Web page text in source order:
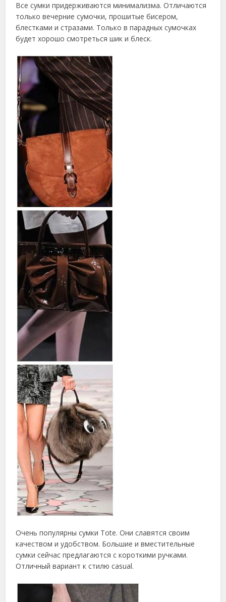
Все сумки придерживаются минимализма. Отличаются
только вечерние сумочки, прошитые бисером,
блестками и стразами. Только в парадных сумочках
будет хорошо смотреться шик и блеск.
Очень популярны сумки Tote. Они славятся своим
качеством и удобством. Большие и вместительные
сумки сейчас предлагаются с короткими ручками.
Отличный вариант к стилю casual.